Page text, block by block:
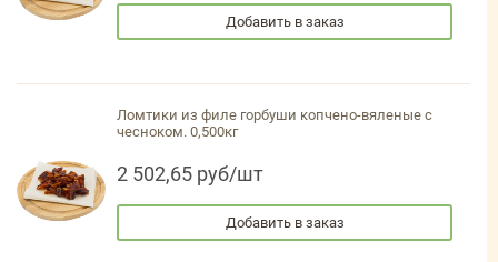
Добавить в заказ
Ломтики из филе горбуши копчено-вяленые с
чесноком. 0,500кг
2 502,65 руб/шт
Добавить в заказ